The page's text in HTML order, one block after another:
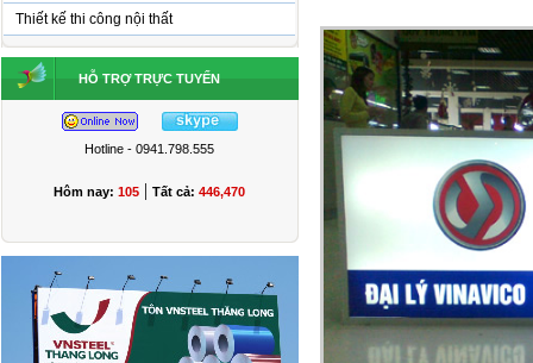
Thiết kế thi công nội thất
HỖ TRỢ TRỰC TUYẾN
Hotline - 0941.798.555
Hôm nay: 105 | Tất cả: 446,470